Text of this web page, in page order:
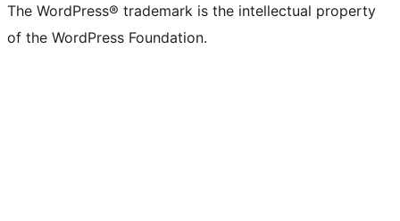
The WordPress® trademark is the intellectual property
of the WordPress Foundation.